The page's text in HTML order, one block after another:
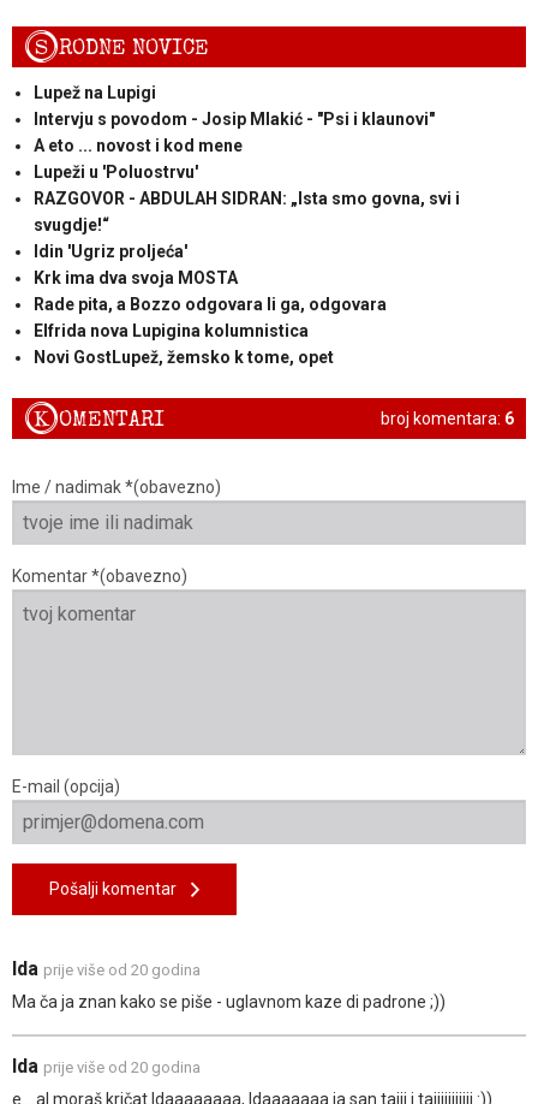
SRODNE NOVICE
Lupež na Lupigi
Intervju s povodom - Josip Mlakić - "Psi i klaunovi"
A eto ... novost i kod mene
Lupeži u 'Poluostrvu'
RAZGOVOR - ABDULAH SIDRAN: „Ista smo govna, svi i
svugdje!“
Idin 'Ugriz proljeća'
Krk ima dva svoja MOSTA
Rade pita, a Bozzo odgovara li ga, odgovara
Elfrida nova Lupigina kolumnistica
Novi GostLupež, žemsko k tome, opet
broj komentara: 6
KOMENTARI
Ime / nadimak *(obavezno)
Komentar *(obavezno)
E-mail (opcija)
Pošalji komentar
Ida prije više od 20 godina
Ma ča ja znan kako se piše - uglavnom kaze di padrone ;))
Ida prije više od 20 godina
e... al moraš kričat Idaaaaaaaa, Idaaaaaaa ja san tajjj i tajjjjjjjjjjj :)).